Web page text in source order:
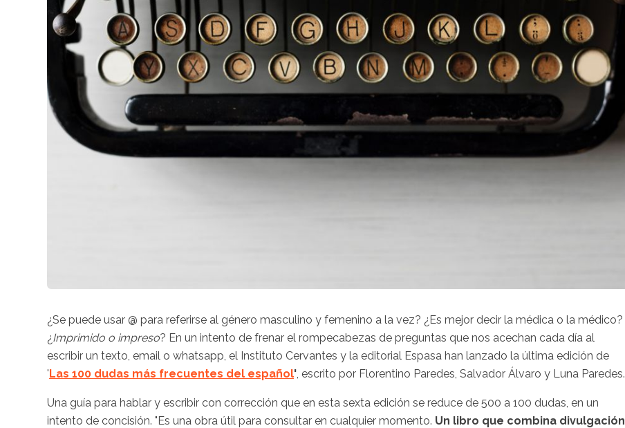
¿Se puede usar @ para referirse al género masculino y femenino a la vez? ¿Es mejor decir la médica o la médico?
¿Imprimido o impreso? En un intento de frenar el rompecabezas de preguntas que nos acechan cada día al
escribir un texto, email o whatsapp, el Instituto Cervantes y la editorial Espasa han lanzado la última edición de
'Las 100 dudas más frecuentes del español' , escrito por Florentino Paredes, Salvador Álvaro y Luna Paredes.
Una guía para hablar y escribir con corrección que en esta sexta edición se reduce de 500 a 100 dudas, en un
intento de concisión. "Es una obra útil para consultar en cualquier momento. Un libro que combina divulgación